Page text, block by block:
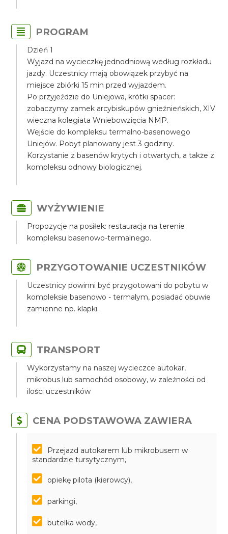
PROGRAM
Dzień 1
Wyjazd na wycieczkę jednodniową według rozkładu
jazdy. Uczestnicy mają obowiązek przybyć na
miejsce zbiórki 15 min przed wyjazdem.
Po przyjeździe do Uniejowa, krótki spacer:
zobaczymy zamek arcybiskupów gnieźnieńskich, XIV
wieczna kolegiata Wniebowzięcia NMP.
Wejście do kompleksu termalno-basenowego
Uniejów. Pobyt planowany jest 3 godziny.
Korzystanie z basenów krytych i otwartych, a także z
kompleksu odnowy biologicznej.
WYŻYWIENIE
Propozycje na posiłek: restauracja na terenie
kompleksu basenowo-termalnego.
PRZYGOTOWANIE UCZESTNIKÓW
Uczestnicy powinni być przygotowani do pobytu w
kompleksie basenowo - termalym, posiadać obuwie
zamienne np. klapki.
TRANSPORT
Wykorzystamy na naszej wycieczce autokar,
mikrobus lub samochód osobowy, w zależności od
ilości uczestników
CENA PODSTAWOWA ZAWIERA
Przejazd autokarem lub mikrobusem w
standardzie tursytycznym,
opiekę pilota (kierowcy),
parkingi,
butelka wody,